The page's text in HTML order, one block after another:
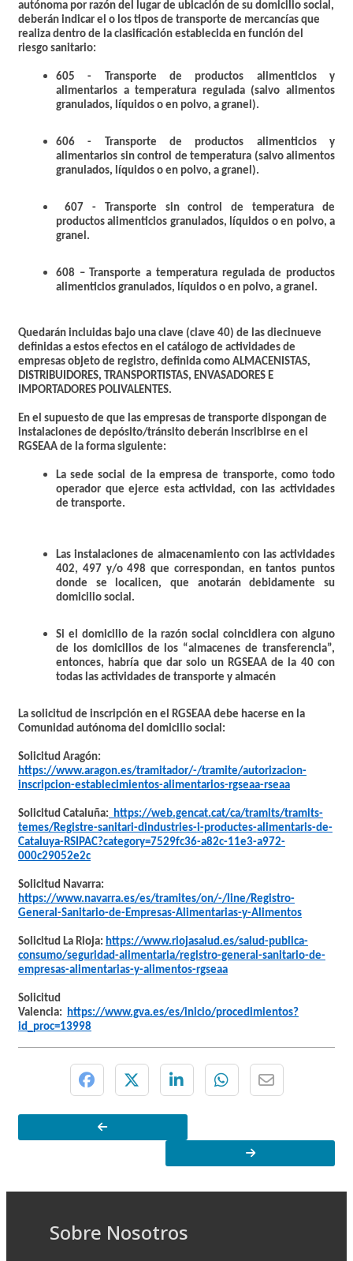
autónoma por razón del lugar de ubicación de su domicilio social,
deberán indicar el o los tipos de transporte de mercancías que
realiza dentro de la clasificación establecida en función del
riesgo sanitario:
605 - Transporte de productos alimenticios y
alimentarios a temperatura regulada (salvo alimentos
granulados, líquidos o en polvo, a granel).
606 - Transporte de productos alimenticios y
alimentarios sin control de temperatura (salvo alimentos
granulados, líquidos o en polvo, a granel).
607 - Transporte sin control de temperatura de
productos alimenticios granulados, líquidos o en polvo, a
granel.
608 – Transporte a temperatura regulada de productos
alimenticios granulados, líquidos o en polvo, a granel.
Quedarán incluidas bajo una clave (clave 40) de las diecinueve
definidas a estos efectos en el catálogo de actividades de
empresas objeto de registro, definida como ALMACENISTAS,
DISTRIBUIDORES, TRANSPORTISTAS, ENVASADORES E
IMPORTADORES POLIVALENTES.
En el supuesto de que las empresas de transporte dispongan de
instalaciones de depósito/tránsito deberán inscribirse en el
RGSEAA de la forma siguiente:
La sede social de la empresa de transporte, como todo
operador que ejerce esta actividad, con las actividades
de transporte.
Las instalaciones de almacenamiento con las actividades
402, 497 y/o 498 que correspondan, en tantos puntos
donde se localicen, que anotarán debidamente su
domicilio social.
Si el domicilio de la razón social coincidiera con alguno
de los domicilios de los “almacenes de transferencia”,
entonces, habría que dar solo un RGSEAA de la 40 con
todas las actividades de transporte y almacén
La solicitud de inscripción en el RGSEAA debe hacerse en la
Comunidad autónoma del domicilio social:
Solicitud Aragón:
https://www.aragon.es/tramitador/-/tramite/autorizacion-
inscripcion-establecimientos-alimentarios-rgseaa-rseaa
Solicitud Cataluña: https://web.gencat.cat/ca/tramits/tramits-
temes/Registre-sanitari-dindustries-i-productes-alimentaris-de-
Cataluya-RSIPAC?category=7529fc36-a82c-11e3-a972-
000c29052e2c
Solicitud Navarra:
https://www.navarra.es/es/tramites/on/-/line/Registro-
General-Sanitario-de-Empresas-Alimentarias-y-Alimentos
Solicitud La Rioja: https://www.riojasalud.es/salud-publica-
consumo/seguridad-alimentaria/registro-general-sanitario-de-
empresas-alimentarias-y-alimentos-rgseaa
Solicitud
Valencia: https://www.gva.es/es/inicio/procedimientos?
id_proc=13998
Sobre Nosotros